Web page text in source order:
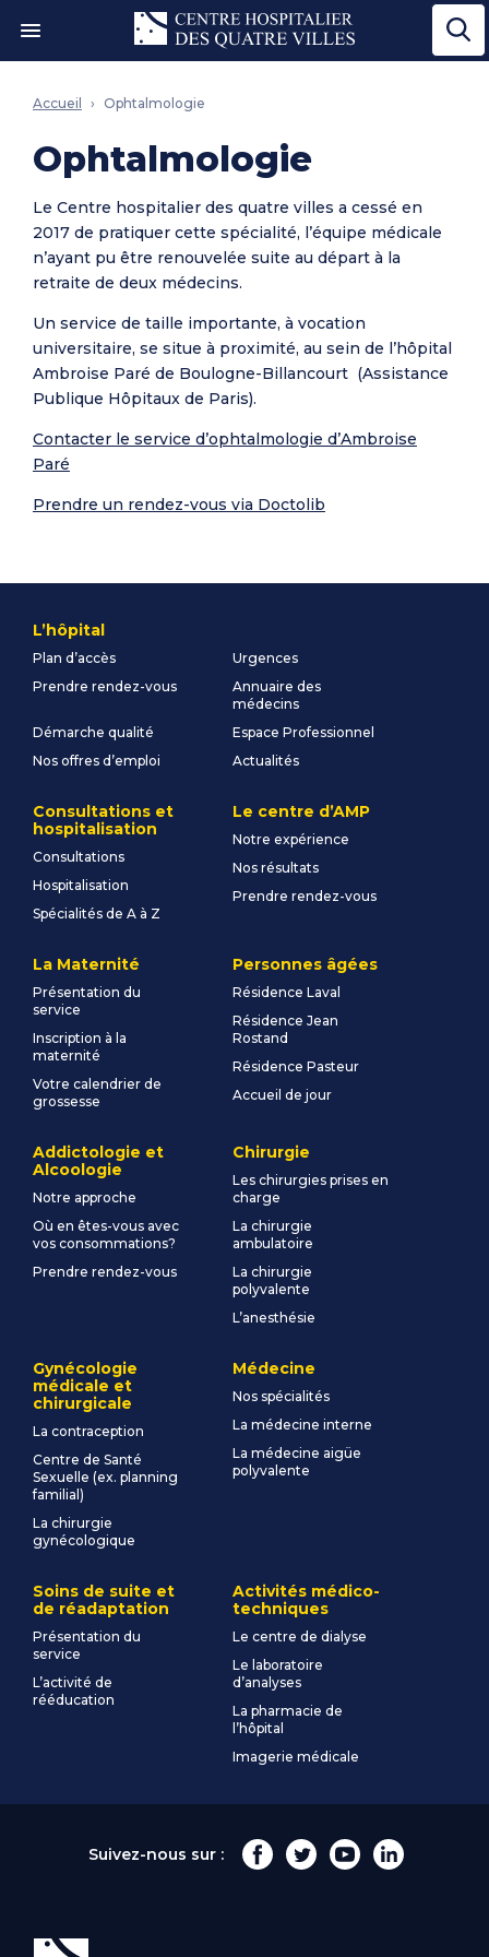
Ouvrir le menu"
Accueil Ophtalmologie
Ophtalmologie
Le Centre hospitalier des quatre villes a cessé en
2017 de pratiquer cette spécialité, l’équipe médicale
n’ayant pu être renouvelée suite au départ à la
retraite de deux médecins.
Un service de taille importante, à vocation
universitaire, se situe à proximité, au sein de l’hôpital
Ambroise Paré de Boulogne-Billancourt (Assistance
Publique Hôpitaux de Paris).
Contacter le service d’ophtalmologie d’Ambroise
Paré
Prendre un rendez-vous via Doctolib
L’hôpital
Plan d’accès
Urgences
Prendre rendez-vous
Annuaire des
médecins
Démarche qualité
Espace Professionnel
Nos offres d’emploi
Actualités
Consultations et
hospitalisation
Consultations
Hospitalisation
Spécialités de A à Z
Le centre d’AMP
Notre expérience
Nos résultats
Prendre rendez-vous
La Maternité
Présentation du
service
Inscription à la
maternité
Votre calendrier de
grossesse
Personnes âgées
Résidence Laval
Résidence Jean
Rostand
Résidence Pasteur
Accueil de jour
Addictologie et
Alcoologie
Notre approche
Où en êtes-vous avec
vos consommations?
Prendre rendez-vous
Chirurgie
Les chirurgies prises en
charge
La chirurgie
ambulatoire
La chirurgie
polyvalente
L’anesthésie
Gynécologie
médicale et
chirurgicale
La contraception
Centre de Santé
Sexuelle (ex. planning
familial)
La chirurgie
gynécologique
Médecine
Nos spécialités
La médecine interne
La médecine aigüe
polyvalente
Soins de suite et
de réadaptation
Présentation du
service
L’activité de
rééducation
Activités médico-
techniques
Le centre de dialyse
Le laboratoire
d’analyses
La pharmacie de
l’hôpital
Imagerie médicale
Suivez-nous sur :